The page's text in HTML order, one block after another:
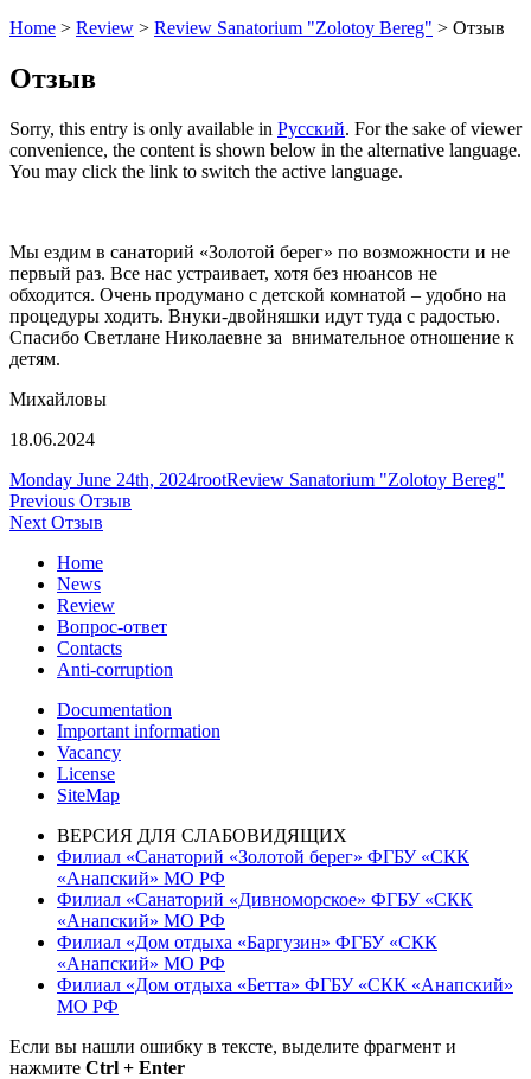
Home > Review > Review Sanatorium "Zolotoy Bereg" > Отзыв
Отзыв
Sorry, this entry is only available in Русский. For the sake of viewer
convenience, the content is shown below in the alternative language.
You may click the link to switch the active language.
Мы ездим в санаторий «Золотой берег» по возможности и не
первый раз. Все нас устраивает, хотя без нюансов не
обходится. Очень продумано с детской комнатой – удобно на
процедуры ходить. Внуки-двойняшки идут туда с радостью.
Спасибо Светлане Николаевне за внимательное отношение к
детям.
Михайловы
18.06.2024
Posted
on
Monday June 24th, 2024Author
rootCategories
Review Sanatorium "Zolotoy Bereg"
Post
navigation
Previous Previous
post:
Отзыв
Next Next
Отзыв
Home
News
Review
Вопрос-ответ
Contacts
Anti-corruption
Documentation
Important information
Vacancy
License
SiteMap
ВЕРСИЯ ДЛЯ СЛАБОВИДЯЩИХ
Филиал «Санаторий «Золотой берег» ФГБУ «СКК
«Анапский» МО РФ
Филиал «Санаторий «Дивноморское» ФГБУ «СКК
«Анапский» МО РФ
Филиал «Дом отдыха «Баргузин» ФГБУ «СКК
«Анапский» МО РФ
Филиал «Дом отдыха «Бетта» ФГБУ «СКК «Анапский»
МО РФ
Если вы нашли ошибку в тексте, выделите фрагмент и
нажмите Ctrl + Enter